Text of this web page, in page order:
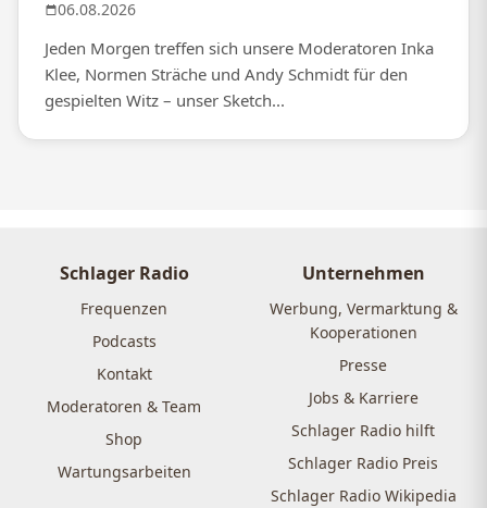
06.08.2026
Jeden Morgen treffen sich unsere Moderatoren Inka
Klee, Normen Sträche und Andy Schmidt für den
gespielten Witz – unser Sketch...
Schlager Radio
Frequenzen
Podcasts
Kontakt
Moderatoren & Team
Shop
Wartungsarbeiten
Unternehmen
Werbung, Vermarktung &
Kooperationen
Presse
Jobs & Karriere
Schlager Radio hilft
Schlager Radio Preis
Schlager Radio Wikipedia